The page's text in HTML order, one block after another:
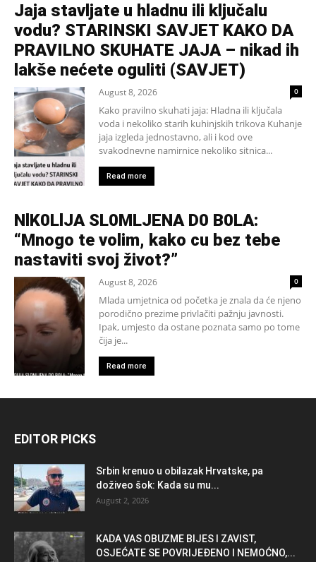
Jaja stavljate u hladnu ili ključalu
vodu? STARINSKI SAVJET KAKO DA
PRAVILNO SKUHATE JAJA – nikad ih
lakše nećete oguliti (SAVJET)
August 8, 2026 0
Kako pravilno skuhati jaja: Hladna ili ključala
voda i nekoliko starih kuhinjskih trikova Kuhanje
jaja izgleda jednostavno, ali i kod ove
svakodnevne namirnice nekoliko sitnica...
Read more
NlK0LlJA SL0MLJENA D0 B0LA:
“Mnogo te volim, kako cu bez tebe
nastaviti svoj život?”
August 8, 2026 0
Mlada umjetnica od početka je znala da će njeno
porodično prezime privlačiti pažnju javnosti.
Ipak, umjesto da ostane poznata samo po tome
čija je...
Read more
EDITOR PICKS
Srbin krenuo u obilazak Hrvatske, pa
doživeo šok: Kada su mu...
August 2, 2026
KADA VAS OBUZME BIJES I ZAVIST,
OSJEĆATE SE POVRIJEĐENO I NEMOĆNO,...